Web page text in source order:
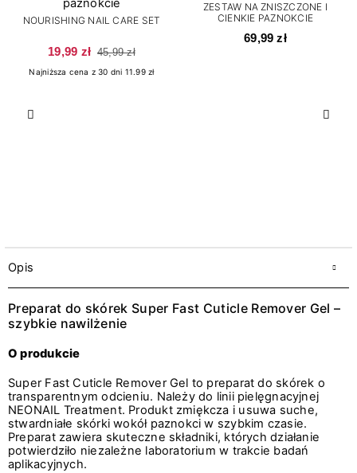
Poprzedni
NOURISHING NAIL CARE SET
19,99 zł 45,99 zł
Najniższa cena z 30 dni 11.99 zł
ZESTAW NA ZNISZCZONE I
CIENKIE PAZNOKCIE
69,99 zł
Opis
Preparat do skórek Super Fast Cuticle Remover Gel –
szybkie nawilżenie
O produkcie
Super Fast Cuticle Remover Gel to preparat do skórek o
transparentnym odcieniu. Należy do linii pielęgnacyjnej
NEONAIL Treatment. Produkt zmiękcza i usuwa suche,
stwardniałe skórki wokół paznokci w szybkim czasie.
Preparat zawiera skuteczne składniki, których działanie
potwierdziło niezależne laboratorium w trakcie badań
aplikacyjnych.